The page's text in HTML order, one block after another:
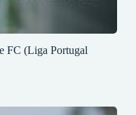
FC (Liga Portugal